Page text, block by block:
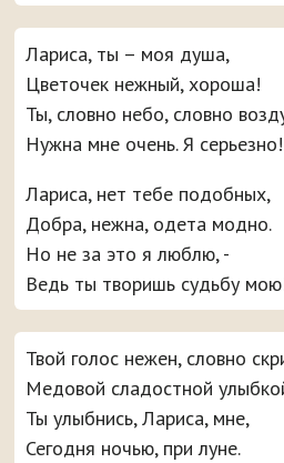
Лариса, ты – моя душа,
Цветочек нежный, хороша!
Ты, словно небо, словно
Нужна мне очень. Я серьезно!
Лариса, нет тебе подобных,
Добра, нежна, одета модно.
Но не за это я люблю, -
Ведь ты творишь судьбу
Твой голос нежен, словно
Медовой сладостной
Ты улыбнись, Лариса, мне,
Сегодня ночью, при луне.